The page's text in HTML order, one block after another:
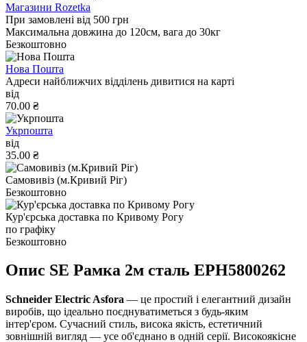
Магазини Rozetka
При замовлені від 500 грн
Максимальна довжина до 120см, вага до 30кг
Безкоштовно
Нова Пошта
Адреси найближчих відділень дивитися на карті
від
70.00 ₴
Укрпошта
від
35.00 ₴
Самовивіз (м.Кривий Ріг)
Безкоштовно
Кур'єрська доставка по Кривому Рогу
по графіку
Безкоштовно
Опис SE Рамка 2м сталь EPH5800262
Schneider Electric Asfora — це простий і елегантний дизайн
виробів, що ідеально поєднуватиметься з будь-яким
інтер'єром. Сучасний стиль, висока якість, естетичний
зовнішній вигляд — усе об'єднано в одній серії. Високоякісне